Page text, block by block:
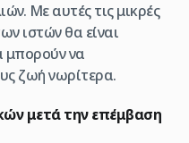
Με αυτές τις μικρές
ιστών θα είναι
μπορούν να
ζωή νωρίτερα.
μετά την επέμβαση